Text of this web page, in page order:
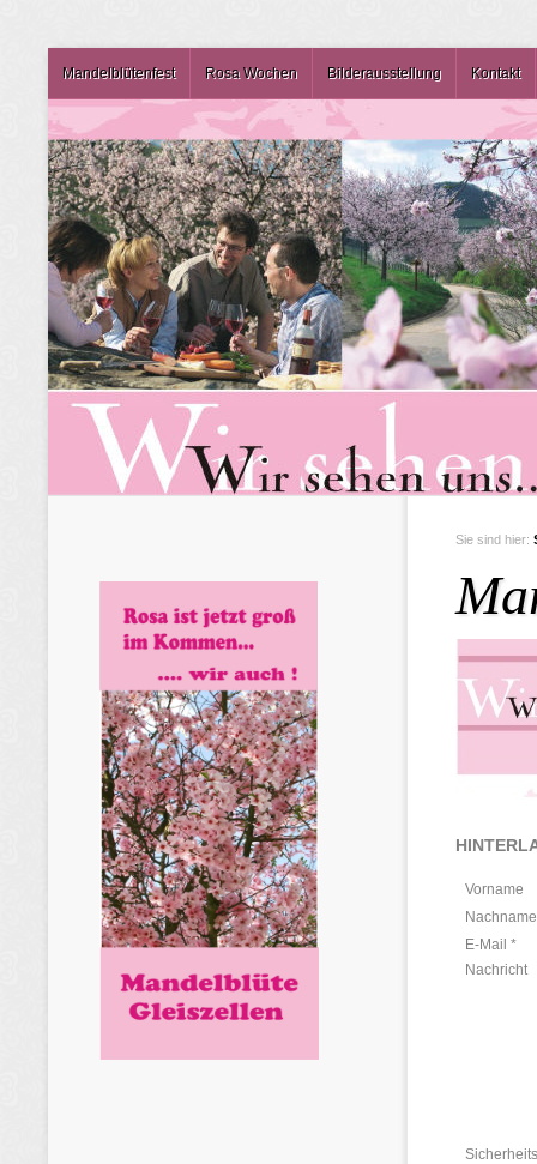
Mandelblütenfest Rosa Wochen Bilderausstellung Kontakt
Sie sind hier:
Vorname
Nachname
E-Mail *
Nachricht